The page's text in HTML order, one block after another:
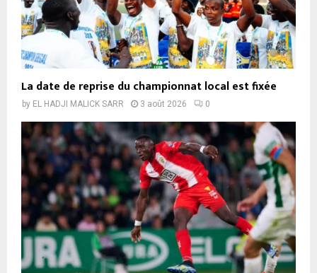
La date de reprise du championnat local est fixée
by EL HADJI MALICK SARR 3 août 2026 0